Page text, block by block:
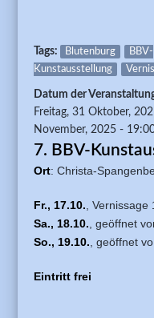
Tags: Blutenburg
BBV-
Kunstausstellung
Datum der
Freitag, 31 Oktober,
November, 2025 -
7. BBV-
Ort: Christa-
Fr., 17.10. , Vernissage
Sa., 18.10. , geöffnet
So., 19.10. , geöffnet
Eintritt frei